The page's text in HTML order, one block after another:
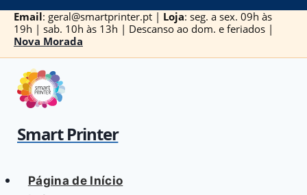
Skip
content
Email: geral@smartprinter.pt | Loja: seg. a sex. 09h às
19h | sab. 10h às 13h | Descanso ao dom. e feriados |
Nova Morada
Smart Printer
Página de Início